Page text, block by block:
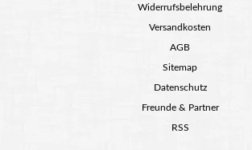
Widerrufsbelehrung
Versandkosten
AGB
Sitemap
Datenschutz
Freunde & Partner
RSS